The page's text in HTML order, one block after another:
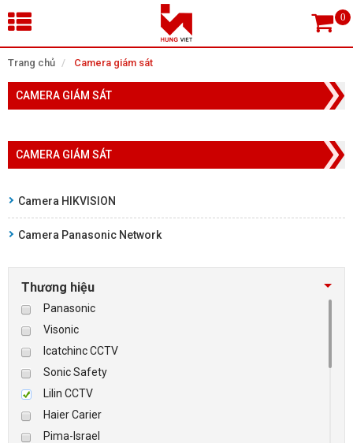
Trang chủ Camera giám sát
CAMERA GIÁM SÁT
CAMERA GIÁM SÁT
Camera HIKVISION
Camera Panasonic Network
Thương hiệu
Panasonic
Visonic
Icatchinc CCTV
Sonic Safety
Lilin CCTV
Haier Carier
Pima-Israel
×
Tìm theo danh mục
TRANG CHỦ
CAMERA GIÁM SÁT
KIỂM SOÁT VÀO RA
BÁO ĐỘNG, BÁO CHÁY
NHÀ THÔNG MINH